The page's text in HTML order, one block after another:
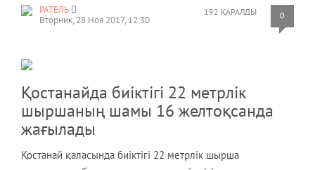
192 ҚАРАЛДЫ 0
РАТЕЛЬ
Вторник, 28 Ноя 2017, 12:30
Қостанайда биіктігі 22 метрлік
шыршаның шамы 16 желтоқсанда
жағылады
Қостанай қаласында биіктігі 22 метрлік шырша